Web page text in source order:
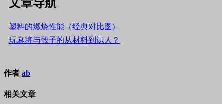
文章导航
塑料的燃烧性能（经典对比图）
玩麻将与骰子的从材料到识人？
作者 ab
相关文章